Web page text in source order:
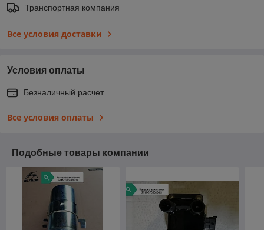
Транспортная компания
Все условия доставки
Условия оплаты
Безналичный расчет
Все условия оплаты
Подобные товары компании